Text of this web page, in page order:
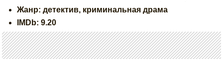
Жанр: детектив, криминальная драма
IMDb: 9.20